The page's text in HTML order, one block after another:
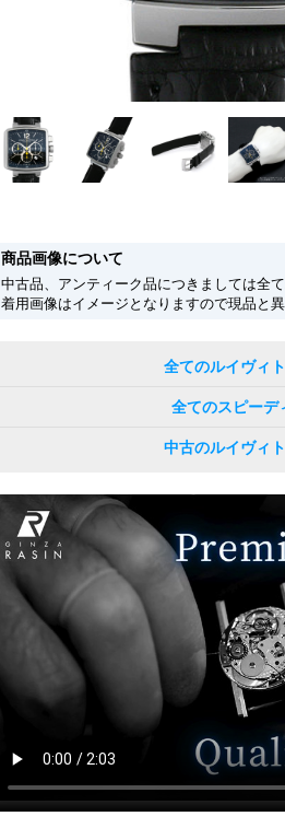
商品画像について
中古品、アンティーク品につきましては全
着用画像はイメージとなりますので現品と
全てのルイヴィ
全てのスピーデ
中古のルイヴィ